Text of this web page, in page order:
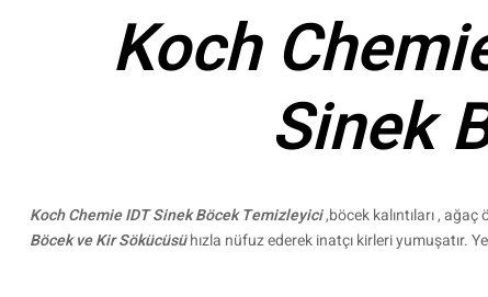
Koch
Sinek
Koch Chemie IDT Sinek Böcek Temizleyici,böcek kalıntıları ,
Böcek ve Kir Sökücüsühızla nüfuz ederek inatçı kirleri yumuşatır.